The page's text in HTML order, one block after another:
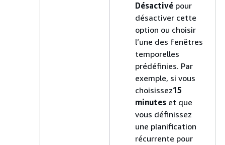
Désactivé pour
désactiver cette
option ou choisir
l’une des fenêtres
temporelles
prédéfinies. Par
exemple, si vous
choisissez15
minutes et que
vous définissez
une planification
récurrente pour